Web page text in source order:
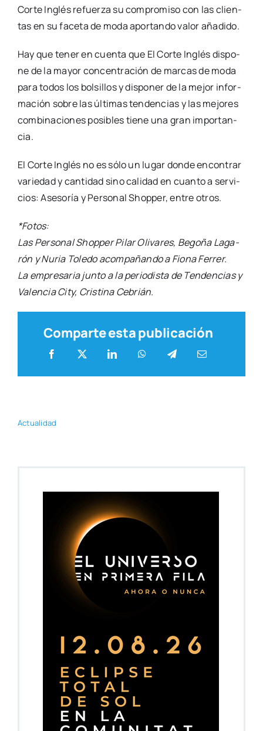
Cor­te Inglés refuer­za su com­pro­mi­so con las clien­
tas en su face­ta de moda apor­tan­do valor aña­di­do.
Hay que tener en cuen­ta que El Cor­te Inglés dis­po­
ne de la mayor con­cen­tra­ción de mar­cas de moda
para todos los bol­si­llos y dis­po­ner de la mejor infor­
ma­ción sobre las últi­mas ten­den­cias y las mejo­res
com­bi­na­cio­nes posi­bles tie­ne una gran impor­tan­
cia.
El Cor­te Inglés no es sólo un lugar don­de encon­trar
varie­dad y can­ti­dad sino cali­dad en cuan­to a ser­vi­
cios: Ase­so­ría y Per­so­nal Shop­per, entre otros.
*Fotos:
Las Per­so­nal Shop­per Pilar Oli­va­res, Bego­ña Laga­
rón y Nuria Tole­do acom­pa­ñan­do a Fio­na Ferrer.
La empre­sa­ria jun­to a la perio­dis­ta de Ten­den­cias y
Valen­cia City, Cris­ti­na Cebrián.
Comparte esta publicación
Actua­li­dad